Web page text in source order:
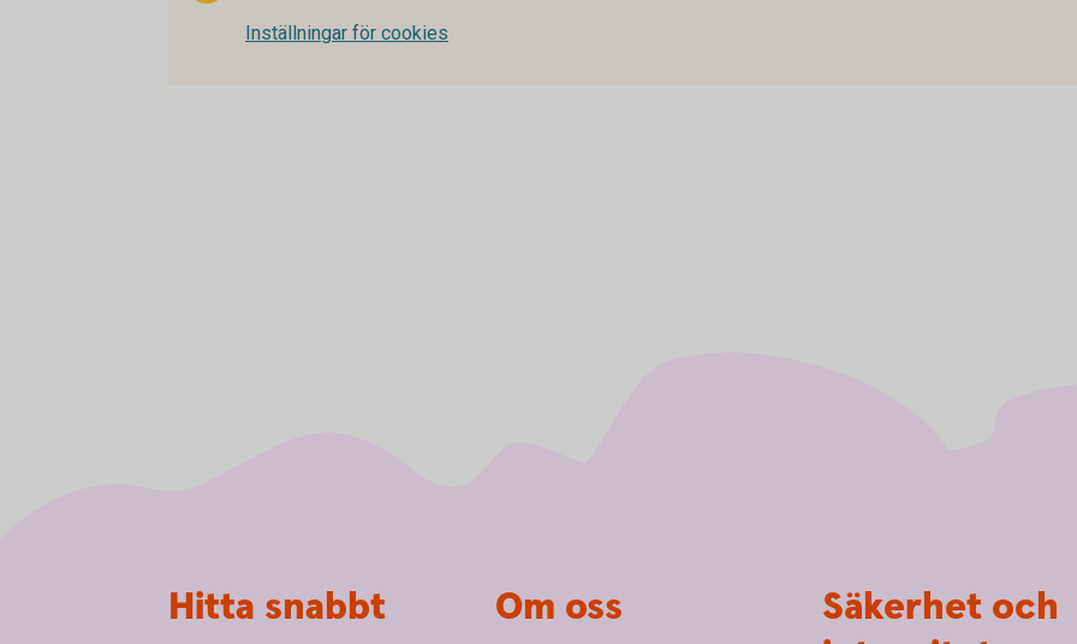
Inställningar för cookies
Hitta snabbt Om oss
Säkerhet och